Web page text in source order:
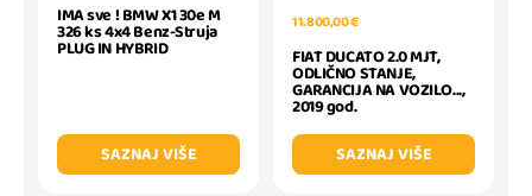
IMA sve ! BMW X1 30e M
326 ks 4x4 Benz-Struja
PLUG IN HYBRID
SAZNAJ VIŠE
11.800,00 €
FIAT DUCATO 2.0 MJT,
ODLIČNO STANJE,
GARANCIJA NA VOZILO...,
2019 god.
SAZNAJ VIŠE